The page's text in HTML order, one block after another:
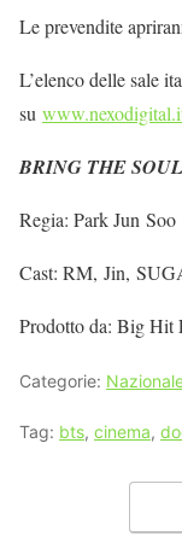
Le prevendite
L’elenco delle sale
su
BRING THE
Regia: Park Jun Soo
Cast: RM, Jin,
Prodotto da: Big Hit
Categorie:
Tag: bts, cinema,